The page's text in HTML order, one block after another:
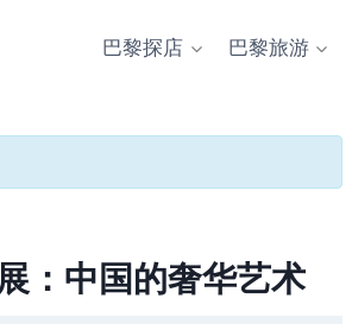
巴黎探店 巴黎旅游
：中国的奢华艺术